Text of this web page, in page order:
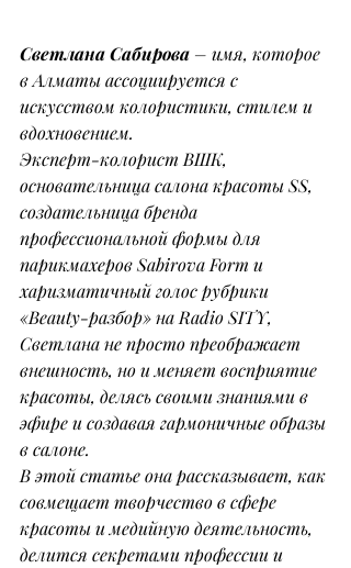
Светлана Сабирова – имя, которое
в Алматы ассоциируется с
искусством колористики, стилем и
вдохновением.
Эксперт-колорист ВШК,
основательница салона красоты SS,
создательница бренда
профессиональной формы для
парикмахеров Sabirova Form и
харизматичный голос рубрики
«Beauty-разбор» на Radio SITY,
Светлана не просто преображает
внешность, но и меняет восприятие
красоты, делясь своими знаниями в
эфире и создавая гармоничные образы
в салоне.
В этой статье она рассказывает, как
совмещает творчество в сфере
красоты и медийную деятельность,
делится секретами профессии и